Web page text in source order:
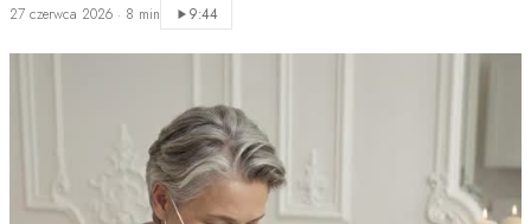
27 czerwca 2026 · 8 min 9:44